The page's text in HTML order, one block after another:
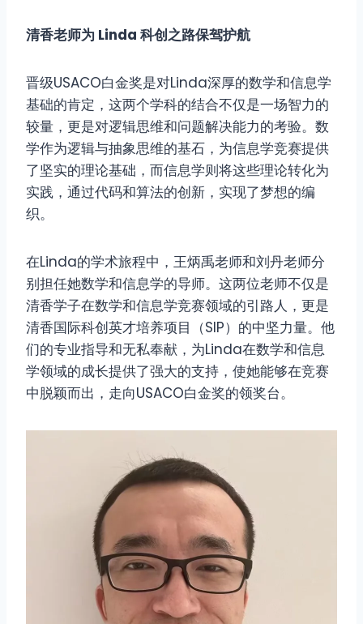
清香老师为 Linda 科创之路保驾护航
晋级USACO白金奖是对Linda深厚的数学和信息学
基础的肯定，这两个学科的结合不仅是一场智力的
较量，更是对逻辑思维和问题解决能力的考验。数
学作为逻辑与抽象思维的基石，为信息学竞赛提供
了坚实的理论基础，而信息学则将这些理论转化为
实践，通过代码和算法的创新，实现了梦想的编
织。
在Linda的学术旅程中，王炳禹老师和刘丹老师分
别担任她数学和信息学的导师。这两位老师不仅是
清香学子在数学和信息学竞赛领域的引路人，更是
清香国际科创英才培养项目（SIP）的中坚力量。他
们的专业指导和无私奉献，为Linda在数学和信息
学领域的成长提供了强大的支持，使她能够在竞赛
中脱颖而出，走向USACO白金奖的领奖台。